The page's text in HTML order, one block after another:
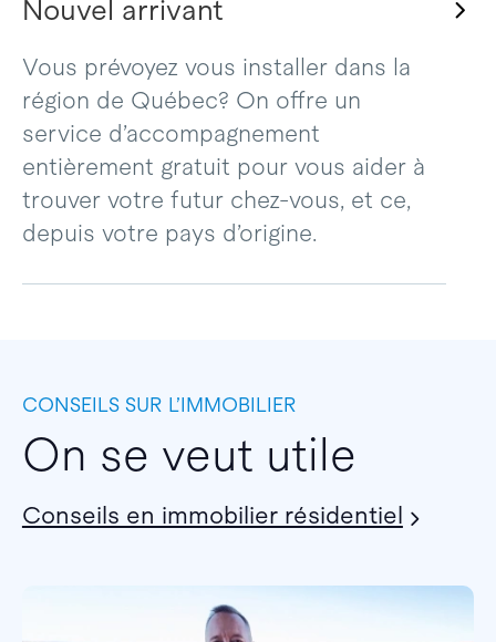
Nouvel arrivant
Vous prévoyez vous installer dans la
région de Québec? On offre un
service d’accompagnement
entièrement gratuit pour vous aider à
trouver votre futur chez-vous, et ce,
depuis votre pays d’origine.
CONSEILS SUR L’IMMOBILIER
On se veut utile
Conseils en immobilier résidentiel